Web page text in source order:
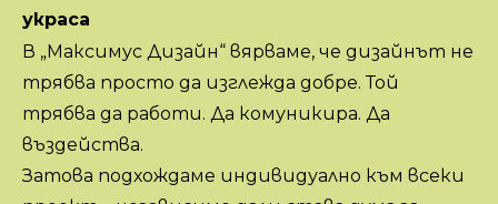
украса
В „Максимус Дизайн“ вярваме, че дизайнът не
трябва просто да изглежда добре. Той
трябва да работи. Да комуникира. Да
въздейства.
Затова подхождаме индивидуално към всеки